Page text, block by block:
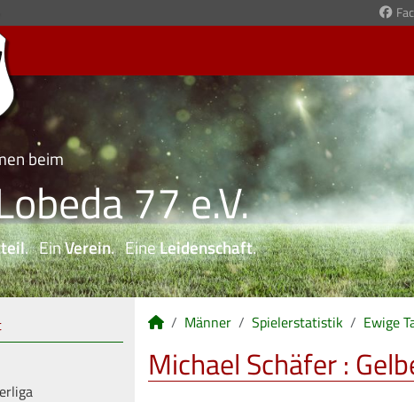
beim
77 e.V.
. EinVerein. EineLeidenschaft.
Männer Spielerstatistik Ewige
Michael Schäfer :